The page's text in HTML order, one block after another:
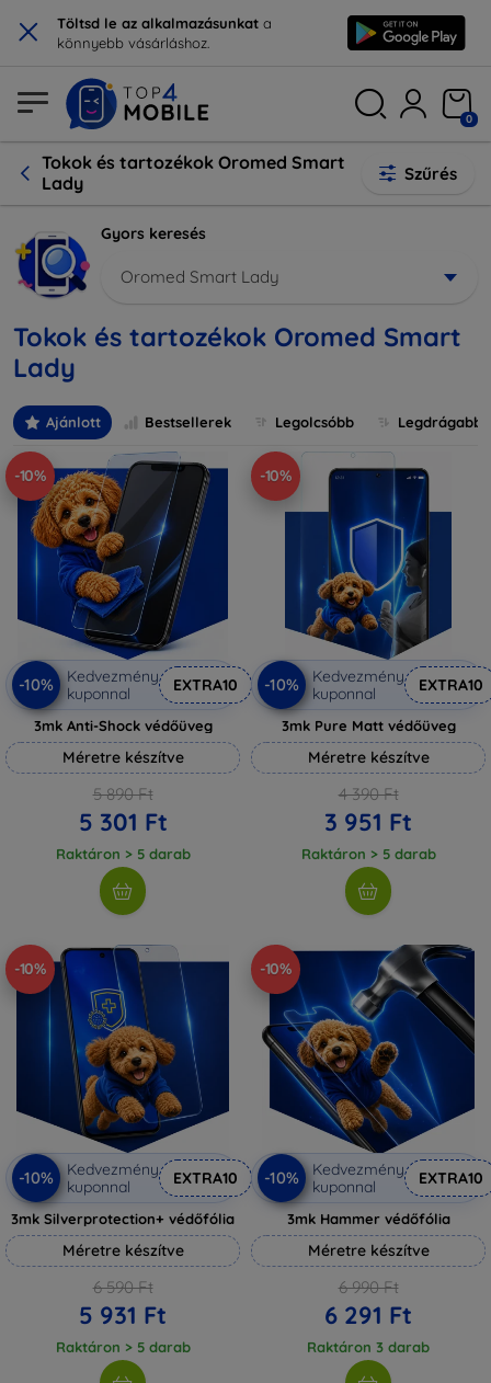
× Töltsd le az alkalmazásunkat a
könnyebb vásárláshoz.
0
Tokok és tartozékok Oromed Smart
Lady
Szűrés
Gyors keresés
Oromed Smart Lady
Tokok és tartozékok Oromed Smart
Lady
Ajánlott Bestsellerek Legolcsóbb Legdrágabb
-10%
-10%
Kedvezmény
kuponnal
EXTRA10
3mk Anti-Shock védőüveg
Méretre készítve
5 890 Ft
5 301 Ft
Raktáron > 5 darab
-10%
-10%
Kedvezmény
kuponnal
EXTRA10
3mk Pure Matt védőüveg
Méretre készítve
4 390 Ft
3 951 Ft
Raktáron > 5 darab
-10%
-10%
Kedvezmény
kuponnal
EXTRA10
3mk Silverprotection+ védőfólia
Méretre készítve
6 590 Ft
5 931 Ft
Raktáron > 5 darab
-10%
-10%
Kedvezmény
kuponnal
EXTRA10
3mk Hammer védőfólia
Méretre készítve
6 990 Ft
6 291 Ft
Raktáron 3 darab